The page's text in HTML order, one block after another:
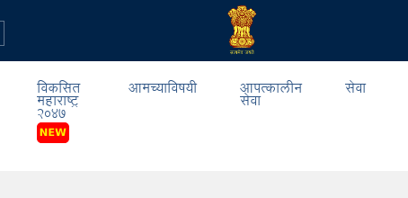
विकसित
महाराष्ट्र
२०४७
आमच्याविषयी आपत्कालीन
सेवा सेवा